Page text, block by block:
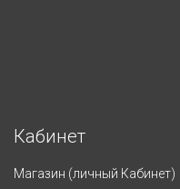
Кабинет
Магазин (личный Кабинет)